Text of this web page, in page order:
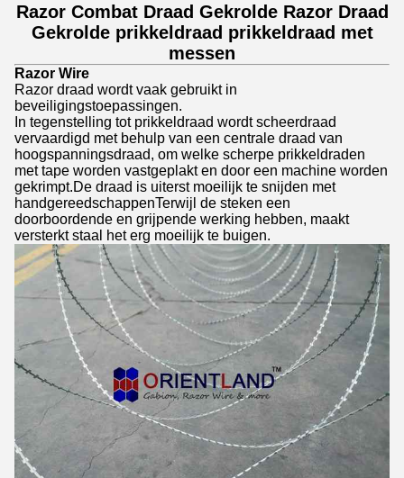
Razor Combat Draad Gekrolde Razor Draad
Gekrolde prikkeldraad prikkeldraad met
messen
Razor Wire
Razor draad wordt vaak gebruikt in
beveiligingstoepassingen.
In tegenstelling tot prikkeldraad wordt scheerdraad
vervaardigd met behulp van een centrale draad van
hoogspanningsdraad, om welke scherpe prikkeldraden
met tape worden vastgeplakt en door een machine worden
gekrimpt.De draad is uiterst moeilijk te snijden met
handgereedschappenTerwijl de steken een
doorboordende en grijpende werking hebben, maakt
versterkt staal het erg moeilijk te buigen.